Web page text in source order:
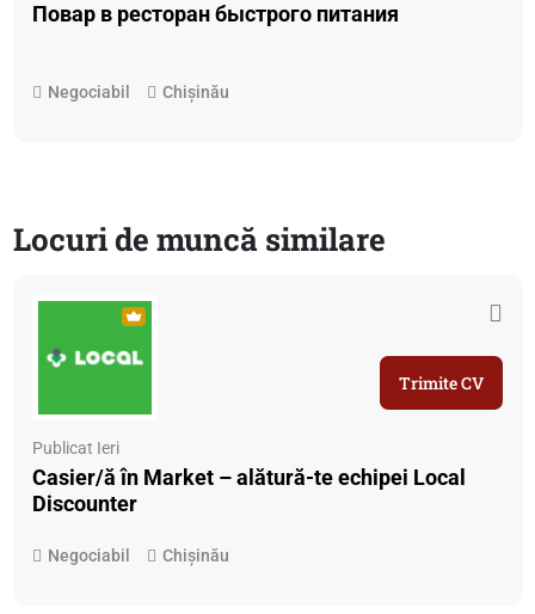
Повар в ресторан быстрого питания
Negociabil Chișinău
Locuri de muncă similare
Publicat Ieri
Casier/ă în Market – alătură-te echipei Local
Discounter
Negociabil Chișinău
Trimite CV